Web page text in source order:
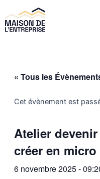
au
contenu
« Tous les
Cet évènement est
Atelier
créer en micro
6 novembre 2025 -